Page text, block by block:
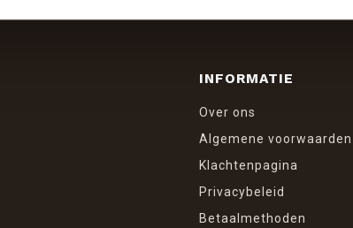
INFORMATIE
Over ons
Algemene voorwaarden
Klachtenpagina
Privacybeleid
Betaalmethoden